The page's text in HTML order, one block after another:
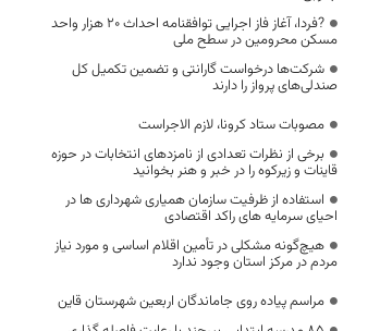
?فردا، آغاز فاز اجرایی توافقنامه احداث ۲۰ هزار واحد
مسکن محرومین در سطح ملی
شرکت‌ها درخواست گارانتی و تضمین تکمیل کل
صندلی‌های پرواز را دارند
مصوبات ستاد کرونا، لازم الاجراست
برخی از نظرات تعدادی از نامزدهای انتخابات در حوزه
قاینات و زیرکوه را در خبر و هنر بخوانید
استفاده از ظرفیت سازمان همیاری شهرداری ها در
احیای سرمایه های راکد اقتصادی
هیچ‌گونه مشکلی در تأمین اقلام اساسی و مورد نیاز
مردم در مرکز استان وجود ندارد
مراسم پیاده روی جاماندگان اربعین شهرستان قاین